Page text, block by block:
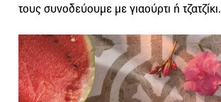
τους συνοδεύουμε με γιαούρτι ή τζατζίκι.